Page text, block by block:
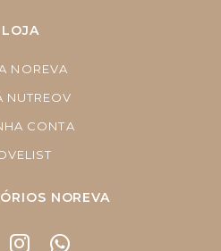
LOJA
NOREVA
NUTREOV
CONTA
NOREVA